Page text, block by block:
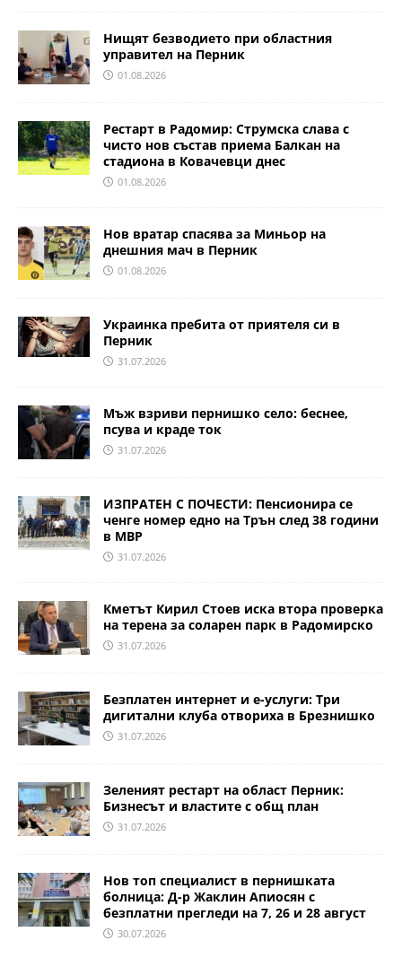
Нищят безводието при областния
управител на Перник
01.08.2026
Рестарт в Радомир: Струмска слава с
чисто нов състав приема Балкан на
стадиона в Ковачевци днес
01.08.2026
Нов вратар спасява за Миньор на
днешния мач в Перник
01.08.2026
Украинка пребита от приятеля си в
Перник
31.07.2026
Мъж взриви пернишко село: беснее,
псува и краде ток
31.07.2026
ИЗПРАТЕН С ПОЧЕСТИ: Пенсионира се
ченге номер едно на Трън след 38 години
в МВР
31.07.2026
Кметът Кирил Стоев иска втора проверка
на терена за соларен парк в Радомирско
31.07.2026
Безплатен интернет и е-услуги: Три
дигитални клуба отвориха в Брезнишко
31.07.2026
Зеленият рестарт на област Перник:
Бизнесът и властите с общ план
31.07.2026
Нов топ специалист в пернишката
болница: Д-р Жаклин Апиосян с
безплатни прегледи на 7, 26 и 28 август
30.07.2026